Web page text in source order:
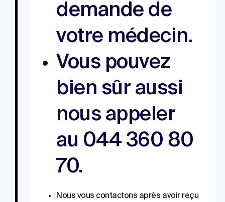
demande de
votre médecin.
Vous pouvez
bien sûr aussi
nous appeler
au 044 360 80
70.
Nous vous contactons après avoir reçu